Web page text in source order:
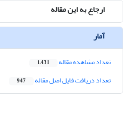
ارجاع به این مقاله
آمار
تعداد مشاهده مقاله 1,431
تعداد دریافت فایل اصل مقاله 947